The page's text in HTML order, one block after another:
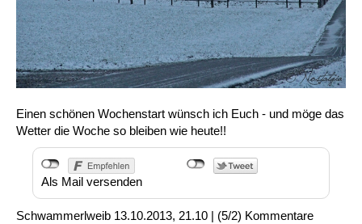
Einen schönen Wochenstart wünsch ich Euch - und möge das
Wetter die Woche so bleiben wie heute!!
Als Mail versenden
Schwammerlweib 13.10.2013, 21.10 | (5/2) Kommentare